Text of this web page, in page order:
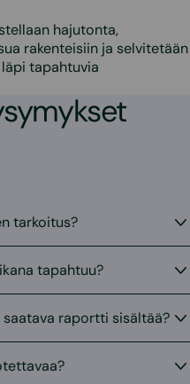
hajutonta,
rakenteisiin ja selvitetään
tapahtuvia
tarkoitus?
tapahtuu?
raportti sisältää?